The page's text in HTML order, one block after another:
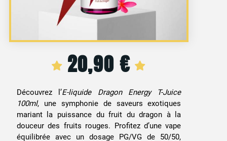
20,90€
Découvrez l’E-liquide Dragon Energy T-Juice
100ml, une symphonie de saveurs exotiques
mariant la puissance du fruit du dragon à la
douceur des fruits rouges. Profitez d’une vape
équilibrée avec un dosage PG/VG de 50/50,